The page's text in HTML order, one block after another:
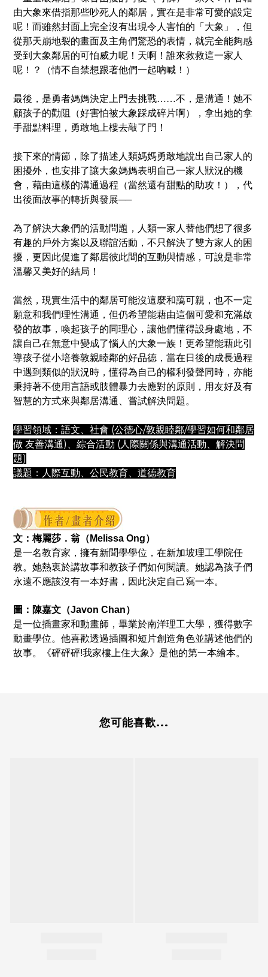
由大象來借指那些吵死人的鄰居，實在是非常可愛的設定
呢！而雖然封面上完全沒有出現令人害怕的「大象」，但
從那天崩地裂的畫面及主角們驚恐的表情，就完全能夠感
受到大象鄰居的可怕威力呢！天啊！誰來救救這一家人
呢！？（情不自禁想跟著他們一起吶喊！）
最後，是勇者媽媽決定上門去挑戰……不，是溝通！她不
顧孩子的勸阻（好害怕被大象踩成碎片啊），拿出她的拿
手甜點料理，勇敢地上樓去敲了門！
接下來的情節，除了描述人類媽媽勇敢地說出自己家人的
困擾外，也安排了讓大象媽媽表明自己一家人狀況的機
會，藉由這樣的溝通過程（當然還有甜點的助攻！），代
出後面故事的轉折與發展──
為了解決大象們的活動問題，人類一家人替他們想了很多
有趣的戶外方案以及聯誼活動，不只解決了雙方家人的困
擾，更因此促進了鄰居彼此間的互動與情感，可說是非常
溫馨又美好的結局！
當然，現實生活中的鄰居可能沒這麼和藹可親，也不一定
願意和我們理性溝通，但仍希望能藉由這個可愛和充滿啟
發的故事，喚起孩子的同理心，讓他們懂得設身處地，不
讓自己在無意中變成了惱人的大象一族！更希望能藉此引
導孩子從小培養敦親睦鄰的好品德，當在日後的成長過程
中遇到類似的狀況時，懂得為自己的權利發聲同時，亦能
秉持著不使用言語或肢體暴力去應對的原則，用友好及有
智慧的方式來與鄰居溝通、嘗試解決問題。
學習領域：語文、社會 (公德心/敦親睦鄰/學習如何和鄰居
做 友善溝通)、綜合活動 (人際關係與溝通活動、解決問
題)
議題：人際互動、公民教育、道德教育
文： 梅麗莎．翁（Melissa Ong）
是一名教育家，擁有新聞學學位，在新加坡理工學院任
教。她熱衷於講故事和教孩子們如何閱讀。她認為孩子們
永遠不應該沒有一本好書，因此決定自己寫一本。
圖： 陳嘉文（Javon Chan）
是一位插畫家和動畫師，畢業於南洋理工大學，獲得數字
動畫學位。他喜歡透過插圖和短片創造角色並講述他們的
故事。《砰砰砰!我家樓上住大象》是他的第一本繪本。
您可能喜歡...